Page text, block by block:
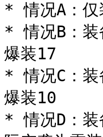
* 情况A：仅
* 情况B：装
爆装17
* 情况C：装
爆装10
* 情况D：